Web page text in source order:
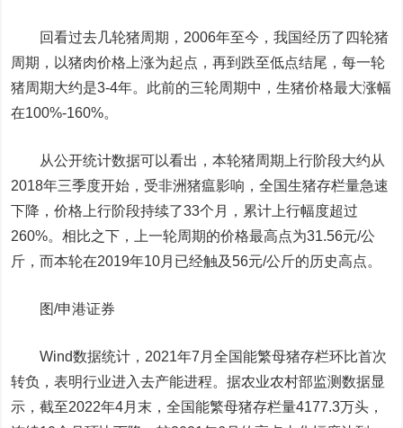
回看过去几轮猪周期，2006年至今，我国经历了四轮猪
周期，以猪肉价格上涨为起点，再到跌至低点结尾，每一轮
猪周期大约是3-4年。此前的三轮周期中，生猪价格最大涨幅
在100%-160%。
从公开统计数据可以看出，本轮猪周期上行阶段大约从
2018年三季度开始，受非洲猪瘟影响，全国生猪存栏量急速
下降，价格上行阶段持续了33个月，累计上行幅度超过
260%。相比之下，上一轮周期的价格最高点为31.56元/公
斤，而本轮在2019年10月已经触及56元/公斤的历史高点。
图/申港证券
Wind数据统计，2021年7月全国能繁母猪存栏环比首次
转负，表明行业进入去产能进程。据农业农村部监测数据显
示，截至2022年4月末，全国能繁母猪存栏量4177.3万头，